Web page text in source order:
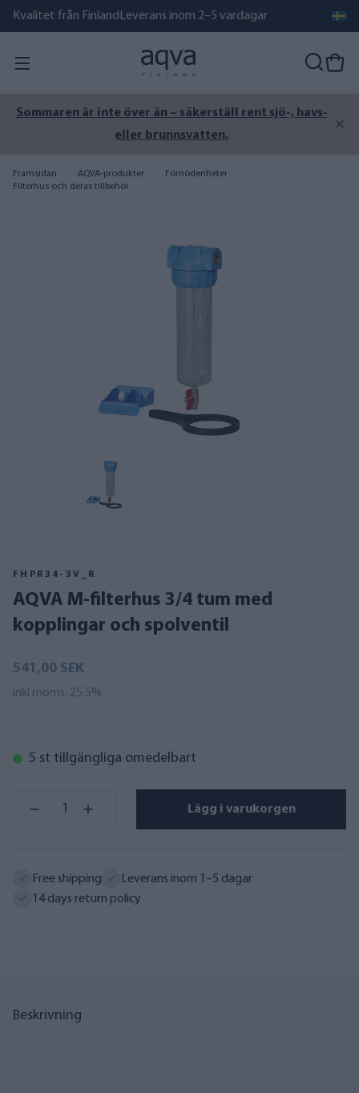
Kvalitet från Finland Leverans inom 2–5 vardagar
Sommaren är inte över än – säkerställ rent sjö-, havs-
eller brunnsvatten.
Framsidan AQVA-produkter
Förnödenheter
Filterhus och deras tillbehör
FHPR34-3V_R
AQVA M-filterhus 3/4 tum med
kopplingar och spolventil
541,00 SEK
inkl moms. 25.5%
5 st tillgängliga omedelbart
Lägg i varukorgen
Free shipping
Leverans inom 1–5 dagar
14 days return policy
Beskrivning